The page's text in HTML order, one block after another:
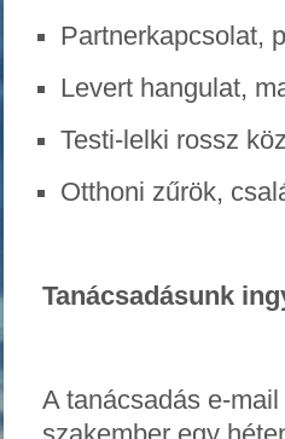
Partnerkapcsolat,
Levert hangulat,
Testi-lelki rossz
Otthoni zűrök,
Tanácsadásunk
A tanácsadás e-